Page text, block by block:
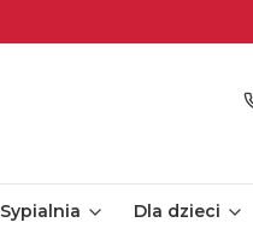
Sypialnia Dla dzieci